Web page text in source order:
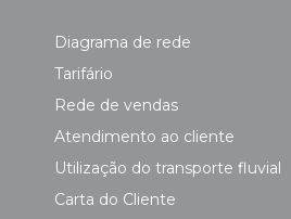
Diagrama de rede
Tarifário
Rede de vendas
Atendimento ao cliente
Utilização do transporte fluvial
Carta do Cliente